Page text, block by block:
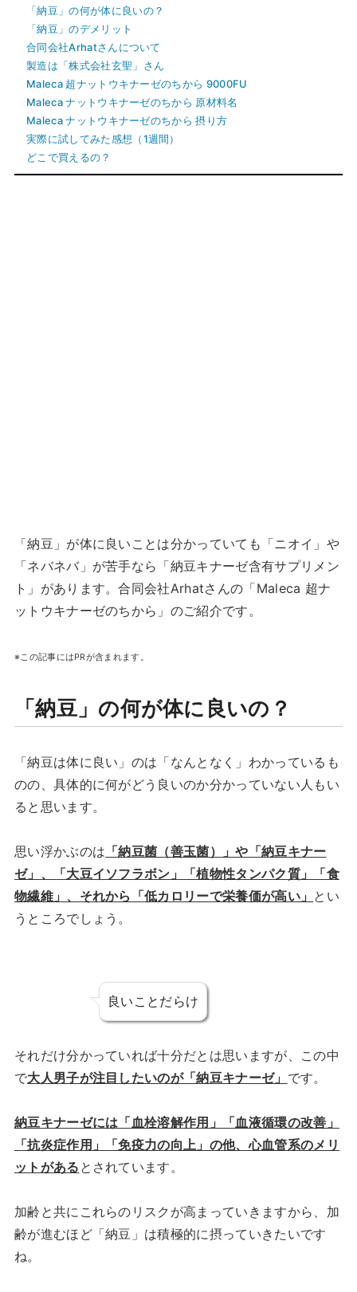
「納豆」の何が体に良いの？
「納豆」のデメリット
合同会社Arhatさんについて
製造は「株式会社玄聖」さん
Maleca 超ナットウキナーゼのちから 9000FU
Maleca ナットウキナーゼのちから 原材料名
Maleca ナットウキナーゼのちから 摂り方
実際に試してみた感想（1週間）
どこで買えるの？
「納豆」が体に良いことは分かっていても「ニオイ」や
「ネバネバ」が苦手なら「納豆キナーゼ含有サプリメン
ト」があります。合同会社Arhatさんの「Maleca 超ナ
ットウキナーゼのちから」のご紹介です。
※この記事にはPRが含まれます。
「納豆」の何が体に良いの？
「納豆は体に良い」のは「なんとなく」わかっているも
のの、具体的に何がどう良いのか分かっていない人もい
ると思います。
思い浮かぶのは 「納豆菌（善玉菌）」や「納豆キナー
ゼ」、「大豆イソフラボン」「植物性タンパク質」「食
物繊維」、それから「低カロリーで栄養価が高い」 とい
うところでしょう。
良いことだらけ
それだけ分かっていれば十分だとは思いますが、この中
で大人男子が注目したいのが「納豆キナーゼ」 です。
納豆キナーゼには「血栓溶解作用」「血液循環の改善」
「抗炎症作用」「免疫力の向上」の他、心血管系のメリ
ットがある とされています。
加齢と共にこれらのリスクが高まっていきますから、加
齢が進むほど「納豆」は積極的に摂っていきたいです
ね。